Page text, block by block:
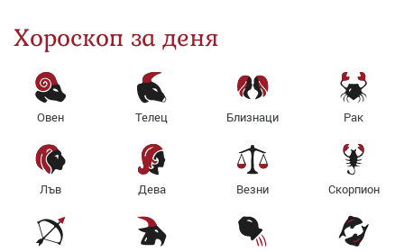
Хороскоп за деня
Овен Телец Близнаци Рак
Лъв Дева Везни Скорпион